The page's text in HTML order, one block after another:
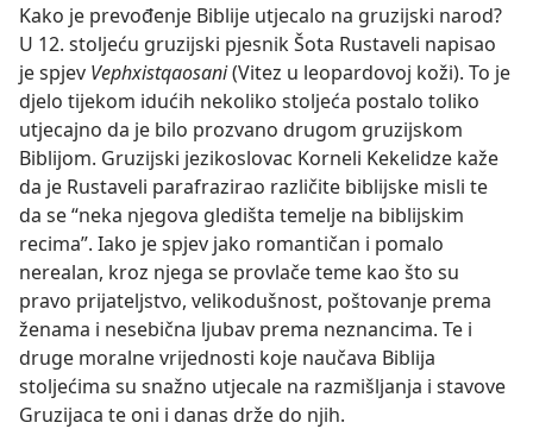
Kako je prevođenje Biblije utjecalo na gruzijski narod?
U 12. stoljeću gruzijski pjesnik Šota Rustaveli napisao
je spjev Vephxistqaosani(Vitez u leopardovoj koži). To je
djelo tijekom idućih nekoliko stoljeća postalo toliko
utjecajno da je bilo prozvano drugom gruzijskom
Biblijom. Gruzijski jezikoslovac Korneli Kekelidze kaže
da je Rustaveli parafrazirao različite biblijske misli te
da se “neka njegova gledišta temelje na biblijskim
recima”. Iako je spjev jako romantičan i pomalo
nerealan, kroz njega se provlače teme kao što su
pravo prijateljstvo, velikodušnost, poštovanje prema
ženama i nesebična ljubav prema neznancima. Te i
druge moralne vrijednosti koje naučava Biblija
stoljećima su snažno utjecale na razmišljanja i stavove
Gruzijaca te oni i danas drže do njih.